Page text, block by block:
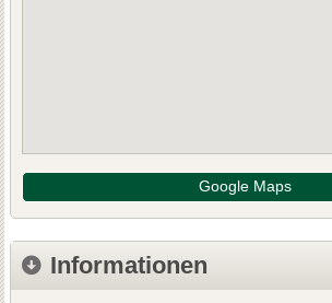
Google Maps
Informationen